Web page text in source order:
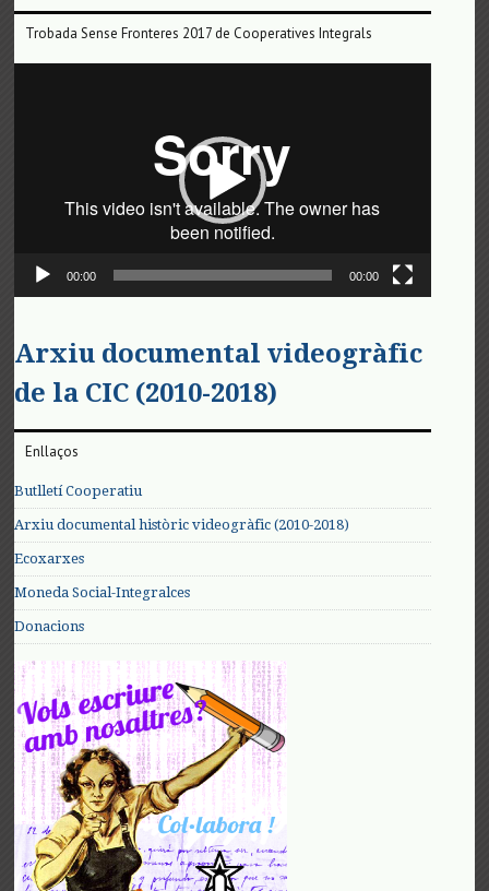
Trobada Sense Fronteres 2017 de Cooperatives Integrals
00:00 00:00
Arxiu documental videogràfic
de la CIC (2010-2018)
Enllaços
Butlletí Cooperatiu
Arxiu documental històric videogràfic (2010-2018)
Ecoxarxes
Moneda Social-Integralces
Donacions